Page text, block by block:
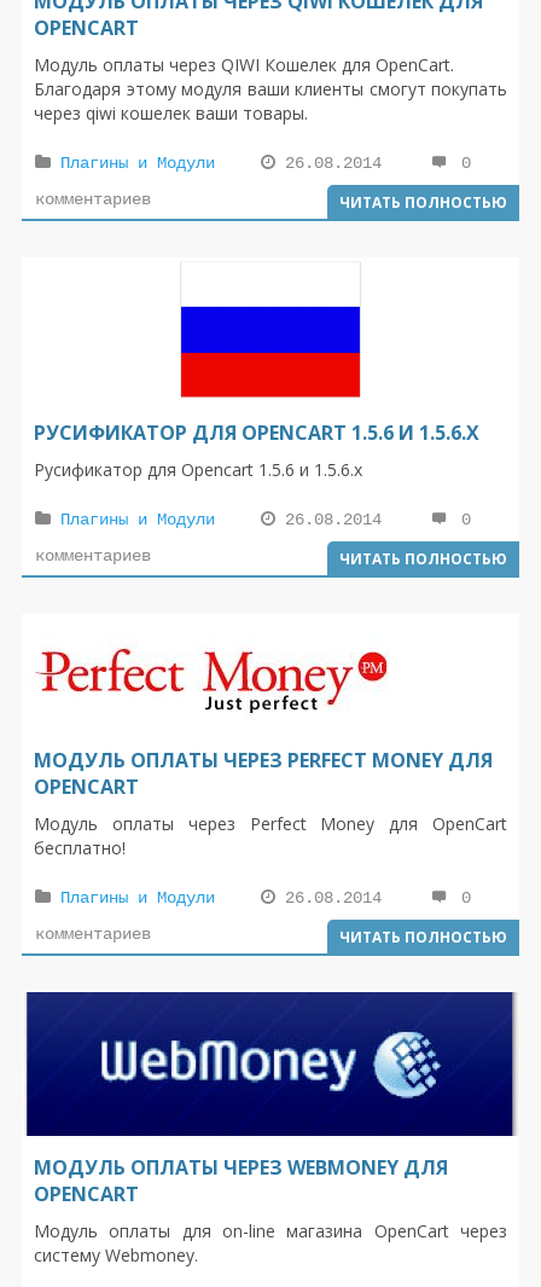
OPENCART
Модуль оплаты через QIWI Кошелек для OpenCart.
Благодаря этому модуля ваши клиенты смогут покупать
через qiwi кошелек ваши товары.
Плагины и Модули 26.08.2014
0
комментариев
ЧИТАТЬ ПОЛНОСТЬЮ
РУСИФИКАТОР ДЛЯ OPENCART 1.5.6 И 1.5.6.X
Русификатор для Opencart 1.5.6 и 1.5.6.x
Плагины и Модули 26.08.2014
0
комментариев
ЧИТАТЬ ПОЛНОСТЬЮ
МОДУЛЬ ОПЛАТЫ ЧЕРЕЗ PERFECT MONEY ДЛЯ
OPENCART
Модуль оплаты через Perfect Money для OpenCart
бесплатно!
Плагины и Модули 26.08.2014
0
комментариев
ЧИТАТЬ ПОЛНОСТЬЮ
МОДУЛЬ ОПЛАТЫ ЧЕРЕЗ WEBMONEY ДЛЯ
OPENCART
Модуль оплаты для on-line магазина OpenCart через
систему Webmoney.